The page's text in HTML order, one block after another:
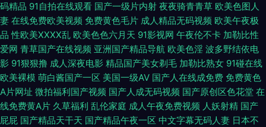
人人人91 肏久在线91观看 成人性生活免费视频 国产91av你懂的 九一茄子免
费 麻豆91红果果冻天美 男人天堂亚洲手机版 日韩成人日韩精品 91伊人资源
站 91n线破视频 久久爽一区 wwwsese视频 1024国产在线看片 草莓视频
apk污 午夜仑理 91亚洲福利 人妻午夜天堂 91免费网址 精品国产毛片 91制作
码精品 91自拍在线观看 国产一级片内射 夜夜骑青青草 欧美色图人
妻 在线免费欧美视频 免费黄色毛片 成人精品无码视频 欧美午夜极
品 性欧美ⅩⅩⅩⅩ乱 欧美色色六月天 91影视网 午夜伦不卡 加勒比性
爱网 青草国产在线视频 亚洲国产精品导航 欧美色淫 波多野结依电
影 91狠狠撸 成人深夜电影 精品国产美女剃毛 加勒比熟女 91碰在线
欧美裸模 萌白酱国产一区 美国一级AV 国产人在线成免费 免费黄色
A片网址 微拍福利国产视频 国产人成无码视频 国产原创区色花堂 在
线免费黄A片 久草福利 乱伦家庭 成人午夜免费视频 人妖射精 国产
屁屁 国产精品天干天 国产精品午夜一区 中文字幕无码人妻 日本不